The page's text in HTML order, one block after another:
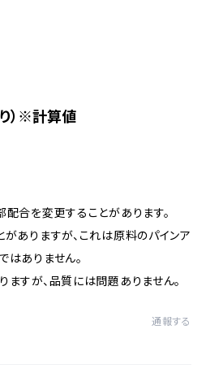
）※計算値
合を変更することがあります。
ありますが、これは原料のパインア
ありません。
すが、品質には問題ありません。
通報する